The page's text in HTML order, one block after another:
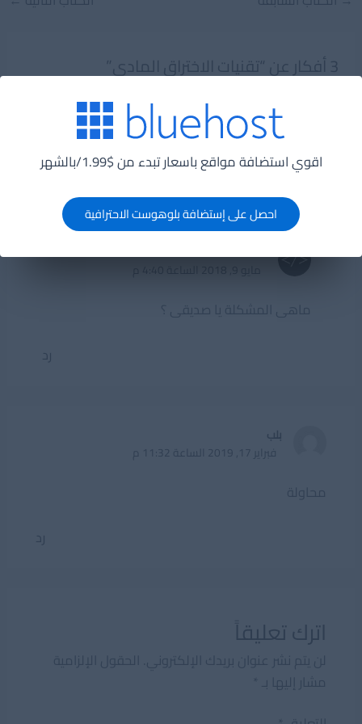
اقوي استضافة مواقع باسعار تبدء من $1.99/بالشهر
احصل على إستضافة بلوهوست الاحترافية
3 أفكار عن “تقنيات الاختراق المادى”
MY DAMERA
ADMIN
رد
بلب
فبراير 17, 2019 الساعة 11:32 م
رد
اترك تعليقاً